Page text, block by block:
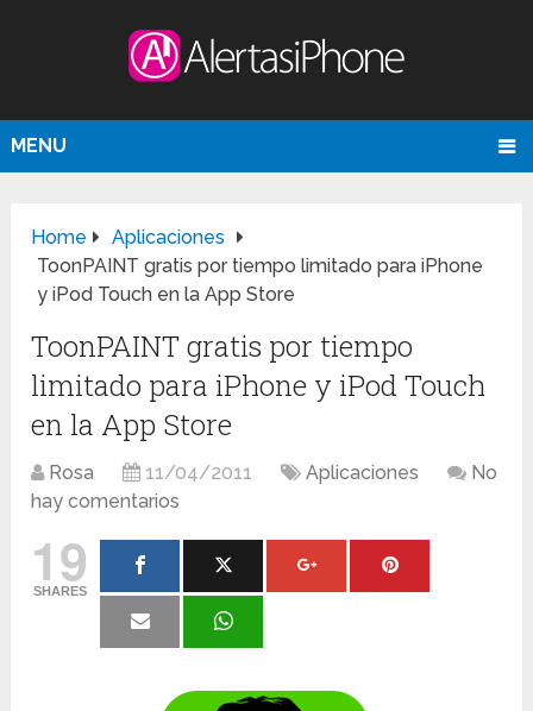
MENU
Home
Aplicaciones
ToonPAINT gratis por tiempo limitado para iPhone
y iPod Touch en la App Store
ToonPAINT gratis por tiempo
limitado para iPhone y iPod Touch
en la App Store
Rosa 11/04/2011 Aplicaciones
No
hay comentarios
19
SHARES